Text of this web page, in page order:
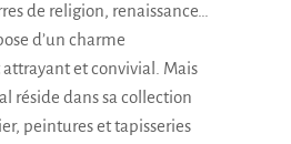
de religion, renaissance…
d’un charme
et convivial. Mais
réside dans sa collection
peintures et tapisseries